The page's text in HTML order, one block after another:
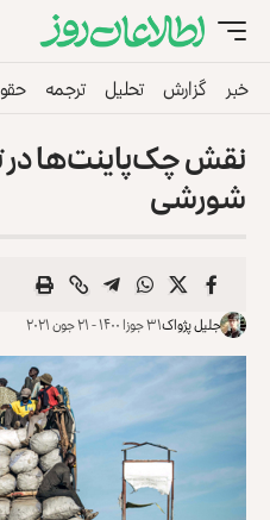
خبر گزارش تحلیل ترجمه
نقش چک‌پاینت‌ها در
شورشی
جلیل پژواک۳۱ جوزا ۱۴۰۰ - ۲۱ جون ۲۰۲۱